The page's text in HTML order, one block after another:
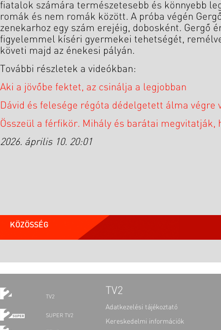
fiatalok számára természetesebb és könnyebb
romák és nem romák között. A próba végén
zenekarhoz egy szám erejéig, dobosként. Gergő
figyelemmel kíséri gyermekei tehetségét,
követi majd az énekesi pályán.
További részletek a videókban:
Aki a jövőbe fektet, az csinálja a legjobban
Dávid és felesége régóta dédelgetett álma végre
Összeül a férfikör. Mihály és barátai megvitatják,
2026. április 10. 20:01
KÖZÖSSÉG
TV2
SUPER TV2
TV2
Adatkezelési tájékoztató
Kereskedelmi információk